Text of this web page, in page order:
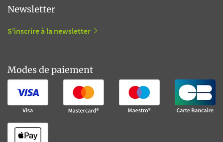
Newsletter
S'inscrire à la newsletter
Modes de paiement